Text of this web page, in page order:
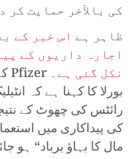
کی بالآخر حمایت کر
ظاہر ہے اس خبر کے
اجارہ داریوں کے
نکل گئی ہے
بورلا کا کہنا ہے کہ
رائٹس کی چھوٹ کے
کی پیداکاری میں
مال کا بہاؤ برباد“ ہو